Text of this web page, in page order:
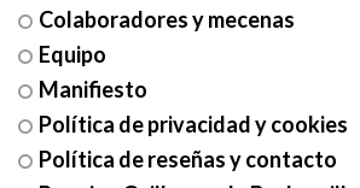
Colaboradores y mecenas
Equipo
Manifiesto
Política de privacidad y cookies
Política de reseñas y contacto